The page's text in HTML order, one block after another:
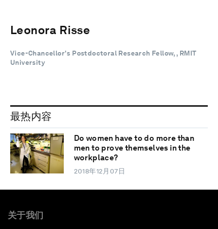
Leonora Risse
Vice-Chancellor's Postdoctoral Research Fellow, , RMIT
University
最热内容
Do women have to do more than
men to prove themselves in the
workplace?
2018年12月07日
关于我们